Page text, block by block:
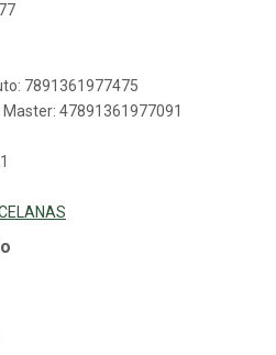
7891361977475
47891361977091